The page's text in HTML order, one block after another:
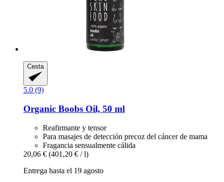
Cesta
5.0 (9)
Organic Boobs Oil, 50 ml
Reafirmante y tensor
Para masajes de detección precoz del cáncer de mama
Fragancia sensualmente cálida
20,06 € (401,20 € / l)
Entrega hasta el 19 agosto